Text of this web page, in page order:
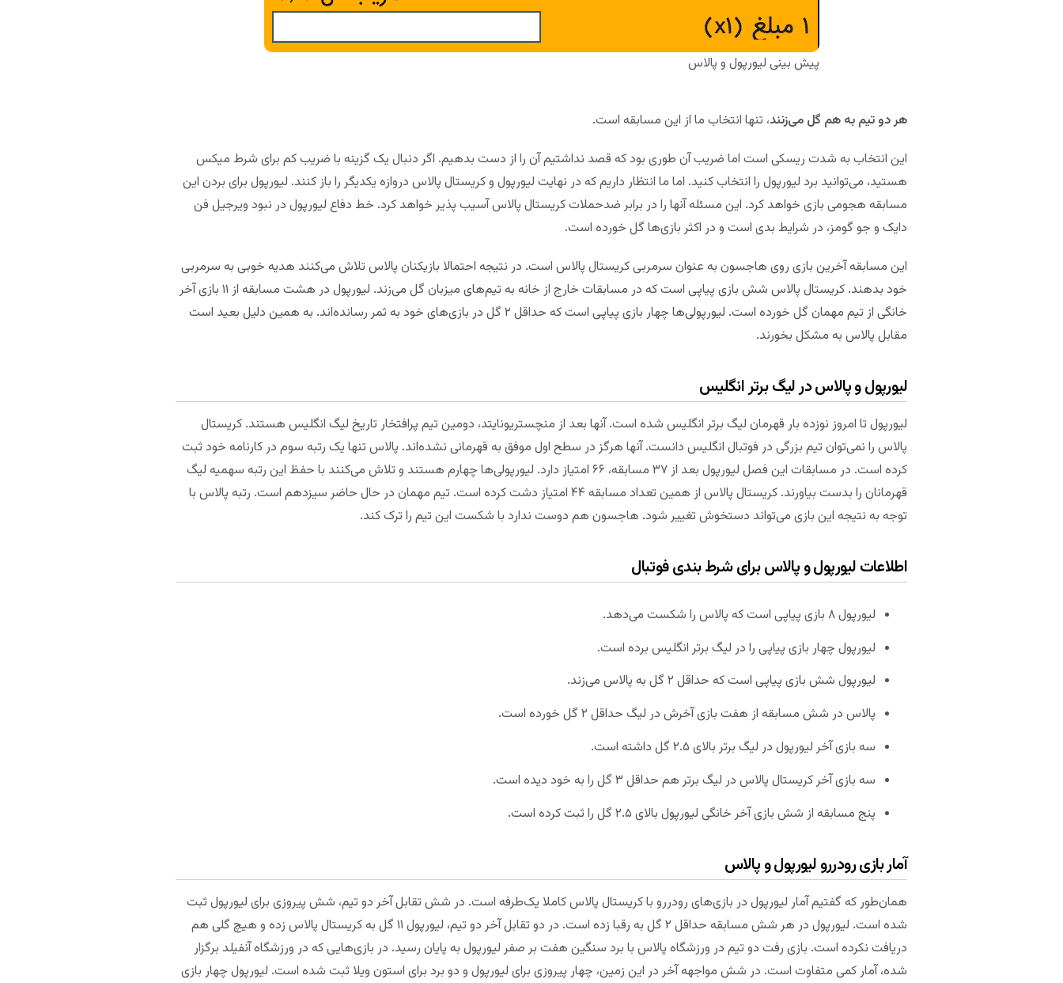
پیش بینی لیورپول و پالاس
هر دو تیم به هم گل می‌زنند، تنها انتخاب ما از این مسابقه است.
این انتخاب به شدت ریسکی است اما ضریب آن طوری بود که قصد نداشتیم آن را از دست بدهیم. اگر دنبال یک گزینه با ضریب کم برای شرط میکس
هستید، می‌توانید برد لیورپول را انتخاب کنید. اما ما انتظار داریم که در نهایت لیورپول و کریستال پالاس دروازه یکدیگر را باز کنند. لیورپول برای بردن این
مسابقه هجومی بازی خواهد کرد. این مسئله آنها را در برابر ضدحملات کریستال پالاس آسیب پذیر خواهد کرد. خط دفاع لیورپول در نبود ویرجیل فن
دایک و جو گومز، در شرایط بدی است و در اکثر بازی‌ها گل خورده است.
این مسابقه آخرین بازی روی هاجسون به عنوان سرمربی کریستال پالاس است. در نتیجه احتمالا بازیکنان پالاس تلاش می‌کنند هدیه خوبی به سرمربی
خود بدهند. کریستال پالاس شش بازی پیاپی است که در مسابقات خارج از خانه به تیم‌های میزبان گل می‌زند. لیورپول در هشت مسابقه از ۱۱ بازی آخر
خانگی از تیم مهمان گل خورده است. لیورپولی‌ها چهار بازی پیاپی است که حداقل ۲ گل در بازی‌های خود به ثمر رسانده‌اند. به همین دلیل بعید است
مقابل پالاس به مشکل بخورند.
لیورپول و پالاس در لیگ برتر انگلیس
لیورپول تا امروز نوزده بار قهرمان لیگ برتر انگلیس شده است. آنها بعد از منچستریونایتد، دومین تیم پرافتخار تاریخ لیگ انگلیس هستند. کریستال
پالاس را نمی‌توان تیم بزرگی در فوتبال انگلیس دانست. آنها هرگز در سطح اول موفق به قهرمانی نشده‌اند. پالاس تنها یک رتبه سوم در کارنامه خود ثبت
کرده است. در مسابقات این فصل لیورپول بعد از ۳۷ مسابقه، ۶۶ امتیاز دارد. لیورپولی‌ها چهارم هستند و تلاش می‌کنند با حفظ این رتبه سهمیه لیگ
قهرمانان را بدست بیاورند. کریستال پالاس از همین تعداد مسابقه ۴۴ امتیاز دشت کرده است. تیم مهمان در حال حاضر سیزدهم است. رتبه پالاس با
توجه به نتیجه این بازی می‌تواند دستخوش تغییر شود. هاجسون هم دوست ندارد با شکست این تیم را ترک کند.
اطلاعات لیورپول و پالاس برای شرط بندی فوتبال
لیورپول ۸ بازی پیاپی است که پالاس را شکست می‌دهد.
لیورپول چهار بازی پیاپی را در لیگ برتر انگلیس برده است.
لیورپول شش بازی پیاپی است که حداقل ۲ گل به پالاس می‌زند.
پالاس در شش مسابقه از هفت بازی آخرش در لیگ حداقل ۲ گل خورده است.
سه بازی آخر لیورپول در لیگ برتر بالای ۲.۵ گل داشته است.
سه بازی آخر کریستال پالاس در لیگ برتر هم حداقل ۳ گل را به خود دیده است.
پنج مسابقه از شش بازی آخر خانگی لیورپول بالای ۲.۵ گل را ثبت کرده است.
آمار بازی رودررو لیورپول و پالاس
همان‌طور که گفتیم آمار لیورپول در بازی‌های رودررو با کریستال پالاس کاملا یک‌طرفه است. در شش تقابل آخر دو تیم، شش پیروزی برای لیورپول ثبت
شده است. لیورپول در هر شش مسابقه حداقل ۲ گل به رقبا زده است. در دو تقابل آخر دو تیم، لیورپول ۱۱ گل به کریستال پالاس زده و هیچ گلی هم
دریافت نکرده است. بازی رفت دو تیم در ورزشگاه پالاس با برد سنگین هفت بر صفر لیورپول به پایان رسید. در بازی‌هایی که در ورزشگاه آنفیلد برگزار
شده، آمار کمی متفاوت است. در شش مواجهه آخر در این زمین، چهار پیروزی برای لیورپول و دو برد برای استون ویلا ثبت شده است. لیورپول چهار بازی